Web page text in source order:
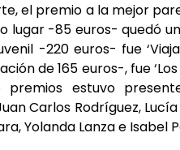
el premio a la mejor
lugar -85 euros- quedó
-220 euros- fue
de 165 euros-, fue
premios estuvo
Carlos Rodríguez,
Yolanda Lanza e Isabel